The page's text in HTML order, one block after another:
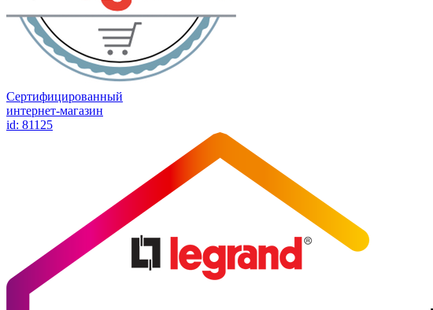
Сертифицированный
интернет-магазин
id: 81125